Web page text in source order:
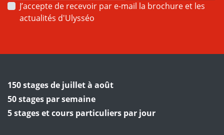
J’accepte de recevoir par e-mail la brochure et les
actualités d'Ulysséo
150 stages de juillet à août
50 stages par semaine
5 stages et cours particuliers par jour